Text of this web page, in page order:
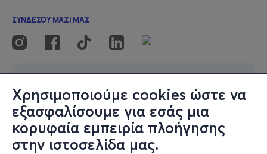
Χρησιμοποιούμε cookies ώστε να
εξασφαλίσουμε για εσάς μια
κορυφαία εμπειρία πλοήγησης
στην ιστοσελίδα μας.
🕦20:30_4+ ΕΤΩΝ
________________________________________
🖌️Graffiti Artσε ρούχα, sneakers και αξεσουάρ της
επιλογής σας με μοναδικά σχέδια και χρώματα
εμπνευσμένα από street culture των 90’s.